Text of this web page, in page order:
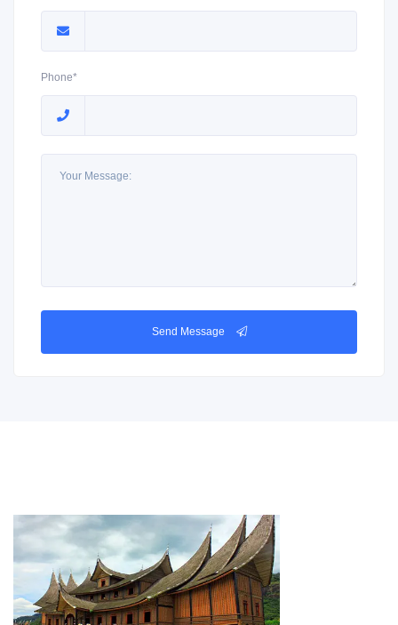
Phone*
Send Message